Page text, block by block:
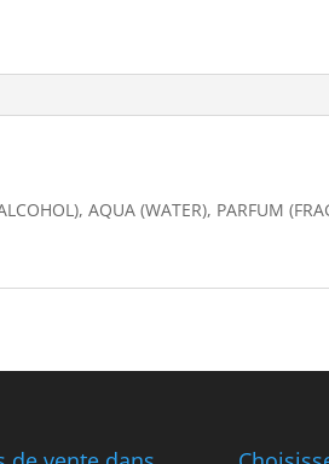
AQUA (WATER), PARFUM